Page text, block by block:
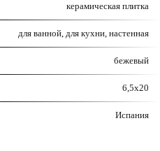
керамическая плитка
для ванной, для кухни, настенная
бежевый
6,5х20
Испания